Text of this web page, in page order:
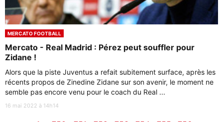
MERCATO FOOTBALL
Mercato - Real Madrid : Pérez peut souffler pour
Zidane !
Alors que la piste Juventus a refait subitement surface, après les
récents propos de Zinedine Zidane sur son avenir, le moment ne
semble pas encore venu pour le coach du Real ...
16 mai 2022 à 14h14